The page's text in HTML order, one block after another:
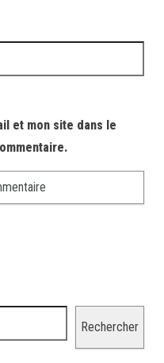
et mon site dans le
Rechercher